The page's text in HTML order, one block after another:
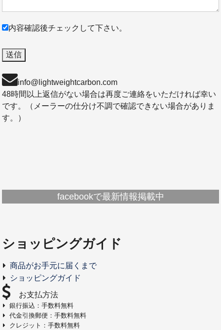
内容確認後チェックして下さい。
info@lightweightcarbon.com
48時間以上返信がない場合は再度ご連絡をいただければ幸い
です。（メーラーの仕分け不調で確認できない場合がありま
す。）
facebookで最新情報掲載中
ショッピングガイド
商品がお手元に届くまで
ショッピングガイド
お支払方法
銀行振込：手数料無料
代金引換郵便：手数料無料
クレジット：手数料無料